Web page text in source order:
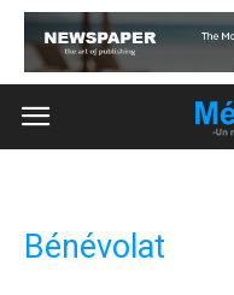
Bénévolat